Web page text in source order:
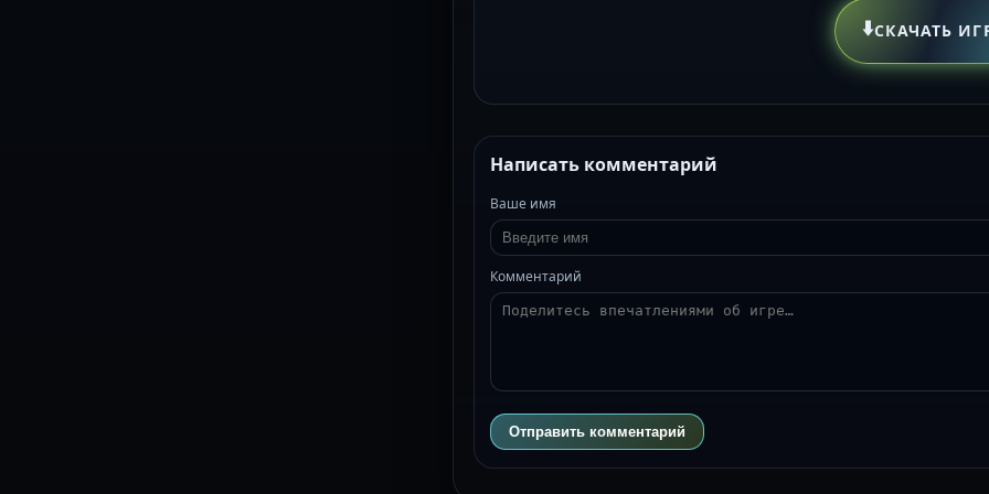
⬇️СКАЧАТЬ
Написать комментарий
Ваше имя
Комментарий
Отправить комментарий